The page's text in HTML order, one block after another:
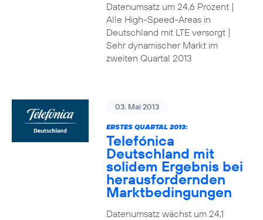
Datenumsatz um 24,6 Prozent |
Alle High-Speed-Areas in
Deutschland mit LTE versorgt |
Sehr dynamischer Markt im
zweiten Quartal 2013
03. Mai 2013
ERSTES QUARTAL 2013:
Telefónica
Deutschland mit
solidem Ergebnis bei
herausfordernden
Marktbedingungen
Datenumsatz wächst um 24,1